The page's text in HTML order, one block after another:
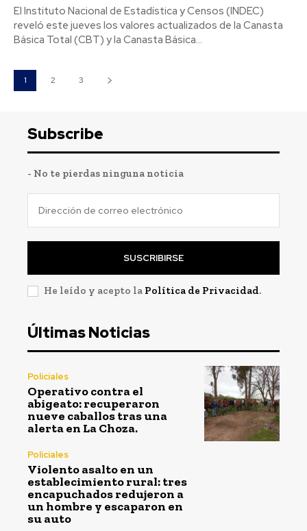
El Instituto Nacional de Estadística y Censos (INDEC)
reveló este jueves los valores actualizados de la Canasta
Básica Total (CBT) y la Canasta Básica...
1 2 3
Subscribe
- No te pierdas ninguna noticia
SUSCRIBIRSE
He leído y acepto la Política de Privacidad.
Últimas Noticias
Policiales
Operativo contra el
abigeato: recuperaron
nueve caballos tras una
alerta en La Choza.
Policiales
Violento asalto en un
establecimiento rural: tres
encapuchados redujeron a
un hombre y escaparon en
su auto